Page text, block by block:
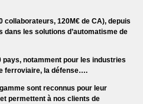
collaborateurs, 120M€ de CA), depuis
les solutions d’automatisme de
pays, notamment pour les industries
ferroviaire, la défense….
sont reconnus pour leur
permettent à nos clients de